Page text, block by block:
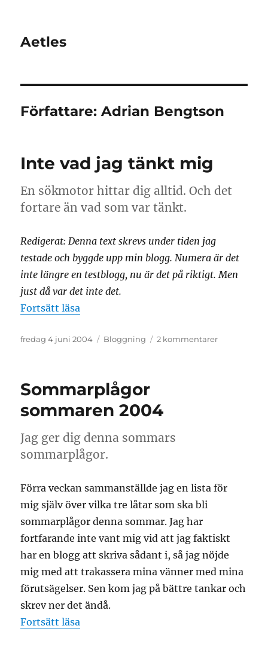
Aetles
Författare:Adrian Bengtson
Inte vad jag tänkt mig
En sökmotor hittar dig alltid. Och det
fortare än vad som var tänkt.
Redigerat: Denna text skrevs under tiden jag
testade och byggde upp min blogg. Numera är det
inte längre en testblogg, nu är det på riktigt. Men
just då var det inte det.
Fortsätt läsa
Publicerat
fredag 4 juni 2004 Kategorier
Bloggning 2 kommentarertill
Sommarplågor
sommaren 2004
Jag ger dig denna sommars
sommarplågor.
Förra veckan sammanställde jag en lista för
mig själv över vilka tre låtar som ska bli
sommarplågor denna sommar. Jag har
fortfarande inte vant mig vid att jag faktiskt
har en blogg att skriva sådant i, så jag nöjde
mig med att trakassera mina vänner med mina
förutsägelser. Sen kom jag på bättre tankar och
skrev ner det ändå.
Fortsätt läsa